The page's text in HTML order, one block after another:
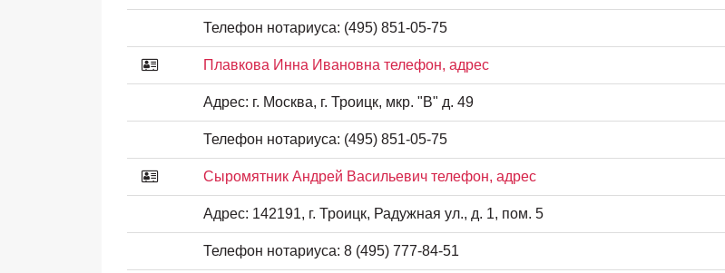
Телефон нотариуса: (495) 851-05-75
Плавкова Инна Ивановна телефон, адрес
Адрес: г. Москва, г. Троицк, мкр. "В" д. 49
Телефон нотариуса: (495) 851-05-75
Сыромятник Андрей Васильевич телефон, адрес
Адрес: 142191, г. Троицк, Радужная ул., д. 1, пом. 5
Телефон нотариуса: 8 (495) 777-84-51